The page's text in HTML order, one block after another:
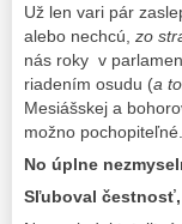
Už len vari pár
alebo nechcú, zo
nás roky v
riadením osudu (a
Mesiášskej a
možno pochopiteľné.
No úplne
Sľuboval